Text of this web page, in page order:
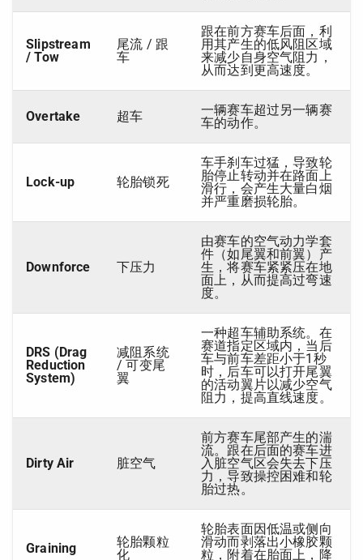
Slipstream
/ Tow
尾流 / 跟
车
跟在前方赛车后面，利
用其产生的低风阻区域
来减少自身空气阻力，
从而达到更高速度。
Overtake 超车
一辆赛车超过另一辆赛
车的动作。
Lock-up 轮胎锁死
车手刹车过猛，导致轮
胎停止转动并在路面上
滑行，会产生大量白烟
并严重磨损轮胎。
Downforce 下压力
由赛车的空气动力学套
件（如尾翼和前翼）产
生，将赛车紧紧压在地
面上，从而提高过弯速
度。
DRS (Drag
Reduction
System)
减阻系统
/ 可变尾
翼
一种超车辅助系统。在
赛道指定区域内，当后
车与前车差距小于1秒
时，后车可以打开尾翼
的活动翼片以减少空气
阻力，提高直线速度。
Dirty Air 脏空气
前方赛车尾部产生的湍
流。跟在后面的赛车进
入脏空气区会失去下压
力，导致操控困难和轮
胎过热。
Graining
轮胎颗粒
化
轮胎表面因低温或侧向
滑动而剥落出小橡胶颗
粒，附着在胎面上，降